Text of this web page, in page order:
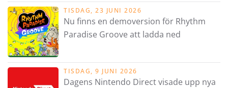
TISDAG, 23 JUNI 2026
Nu finns en demoversion för Rhythm
Paradise Groove att ladda ned
TISDAG, 9 JUNI 2026
Dagens Nintendo Direct visade upp nya